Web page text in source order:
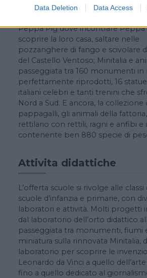
Data Deletion Data Access
festa; Cowboy Town richiama le
Peppa Pig dove incontrare Peppa
scoprire la loro casa, saltare nelle
pozzanghere di fango e scivolare
del Castello Ventoso; Minitalia e
passeggiata tra 160 monumenti in
perfettamente riprodotti, 16
italiani celebri e tanti trenini che
Nord a Sud. E ancora, la collezione
pappagalli, gli animali della
rettilario con rettili, ragni e anfibi e
contenente ben 880 specie di
Attivita didattiche
L’offerta scuole si rivolge alle classi
scuole d’infanzia e primarie, con
laboratori e attività. Molti progetti
dal laboratorio dell’orto didattico
passeggiata tra monumenti, fiumi
miniatura sulla rinnovata Minitalia,
laboratorio per scoprire le
Leonardo da Vinci a quello
fino a quello dedicato al